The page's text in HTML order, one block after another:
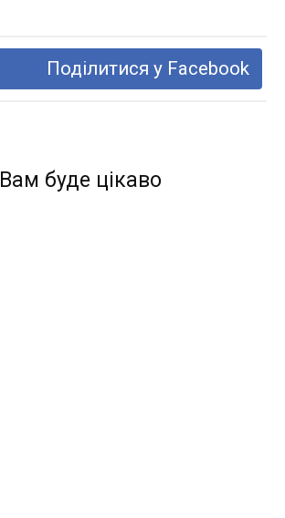
Поділитися у Facebook
Вам буде цікаво